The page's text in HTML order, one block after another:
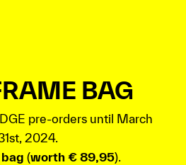
BAG
pre-orders until March
2024.
(worth € 89,95).